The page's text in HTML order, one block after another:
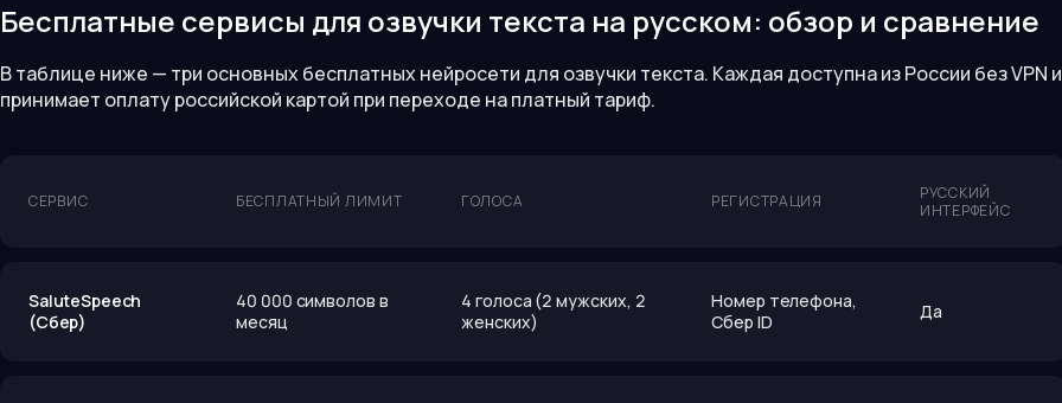
Бесплатные сервисы для озвучки текста на русском: обзор и сравнение
В таблице ниже — три основных бесплатных нейросети для озвучки текста. Каждая доступна из России без VPN и
принимает оплату российской картой при переходе на платный тариф.
СЕРВИС БЕСПЛАТНЫЙ ЛИМИТ ГОЛОСА РЕГИСТРАЦИЯ
РУССКИЙ
ИНТЕРФЕЙС
SaluteSpeech
(Сбер)
40 000 символов в
месяц
4 голоса (2 мужских, 2
женских)
Номер телефона,
Сбер ID
Да